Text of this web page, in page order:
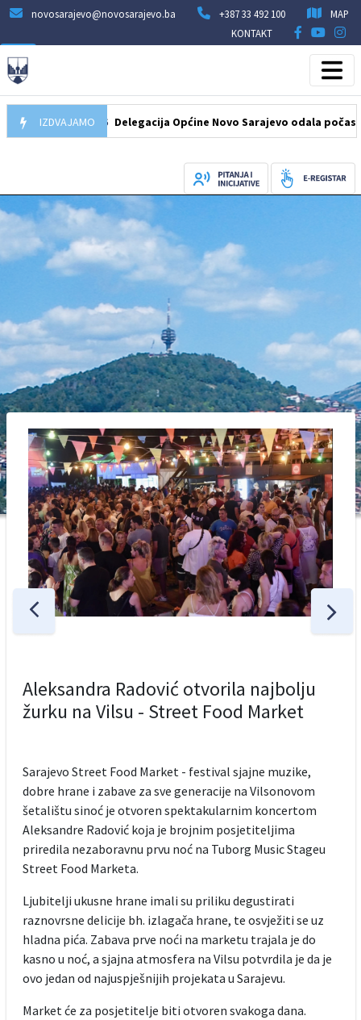
novosarajevo@novosarajevo.ba +387 33 492 100
MAP
KONTAKT
IZDVAJAMO
07.08.2026 Delegacija Općine Novo Sarajevo odala počast
Aleksandra Radović otvorila najbolju
žurku na Vilsu - Street Food Market
Sarajevo Street Food Market - festival sjajne muzike,
dobre hrane i zabave za sve generacije na Vilsonovom
šetalištu sinoć je otvoren spektakularnim koncertom
Aleksandre Radović koja je brojnim posjetiteljima
priredila nezaboravnu prvu noć na Tuborg Music Stageu
Street Food Marketa.
Ljubitelji ukusne hrane imali su priliku degustirati
raznovrsne delicije bh. izlagača hrane, te osvježiti se uz
hladna pića. Zabava prve noći na marketu trajala je do
kasno u noć, a sjajna atmosfera na Vilsu potvrdila je da je
ovo jedan od najuspješnijih projekata u Sarajevu.
Market će za posjetitelje biti otvoren svakoga dana.